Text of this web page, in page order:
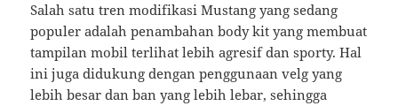
Salah satu tren modifikasi Mustang yang sedang
populer adalah penambahan body kit yang membuat
tampilan mobil terlihat lebih agresif dan sporty. Hal
ini juga didukung dengan penggunaan velg yang
lebih besar dan ban yang lebih lebar, sehingga